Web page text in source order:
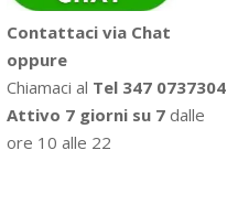
Contattaci via Chat
oppure
Chiamaci al Tel 347 0737304
Attivo 7 giorni su 7 dalle
ore 10 alle 22